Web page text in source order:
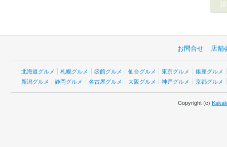
お問合せ 店舗
北海道グルメ 札幌グルメ 函館グルメ 仙台グルメ 東京グルメ
銀座グルメ
新潟グルメ
静岡グルメ 名古屋グルメ 大阪グルメ 神戸グルメ 京都グルメ
Copyright (c)